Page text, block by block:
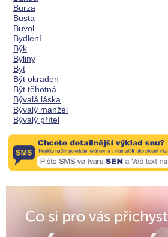
Burza
Busta
Buvol
Bydlení
Býk
Byliny
Byt
Být okraden
Být těhotná
Bývalá láska
Bývalý manžel
Bývalý přítel